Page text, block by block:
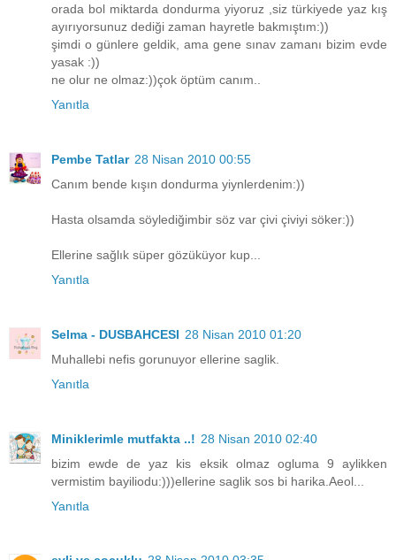
orada bol miktarda dondurma yiyoruz ,siz türkiyede yaz kış
ayırıyorsunuz dediği zaman hayretle bakmıştım:))
şimdi o günlere geldik, ama gene sınav zamanı bizim evde
yasak :))
ne olur ne olmaz:))çok öptüm canım..
Yanıtla
Pembe Tatlar 28 Nisan 2010 00:55
Canım bende kışın dondurma yiynlerdenim:))
Hasta olsamda söylediğimbir söz var çivi çiviyi söker:))
Ellerine sağlık süper gözüküyor kup...
Yanıtla
Selma - DUSBAHCESI 28 Nisan 2010 01:20
Muhallebi nefis gorunuyor ellerine saglik.
Yanıtla
Miniklerimle mutfakta ..! 28 Nisan 2010 02:40
bizim ewde de yaz kis eksik olmaz ogluma 9 aylikken
vermistim bayiliodu:)))ellerine saglik sos bi harika.Aeol...
Yanıtla